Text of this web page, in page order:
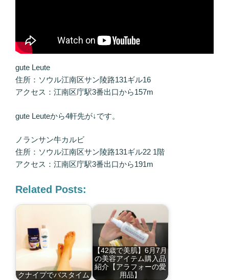
gute Leute
住所：ソウル江南区サン陵路131ギル16
アクセス：江南区庁駅3番出口から157m
gute Leuteから4軒先が↓です。
ノランサン牛カルビ
住所：ソウル江南区サン陵路131ギル22 1階
アクセス：江南区庁駅3番出口から191m
Related Posts:
クナイプでバスタイム
【42歳で美肌】6月7月
の美容アイテム購入品
紹介【アラフォーの愛
用品】